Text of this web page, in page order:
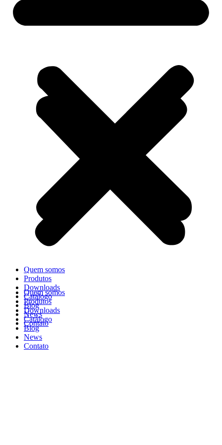
Quem somos
Produtos
Downloads
Catálogo
Blog
News
Contato
Quem somos
Produtos
Downloads
Catálogo
Blog
News
Contato